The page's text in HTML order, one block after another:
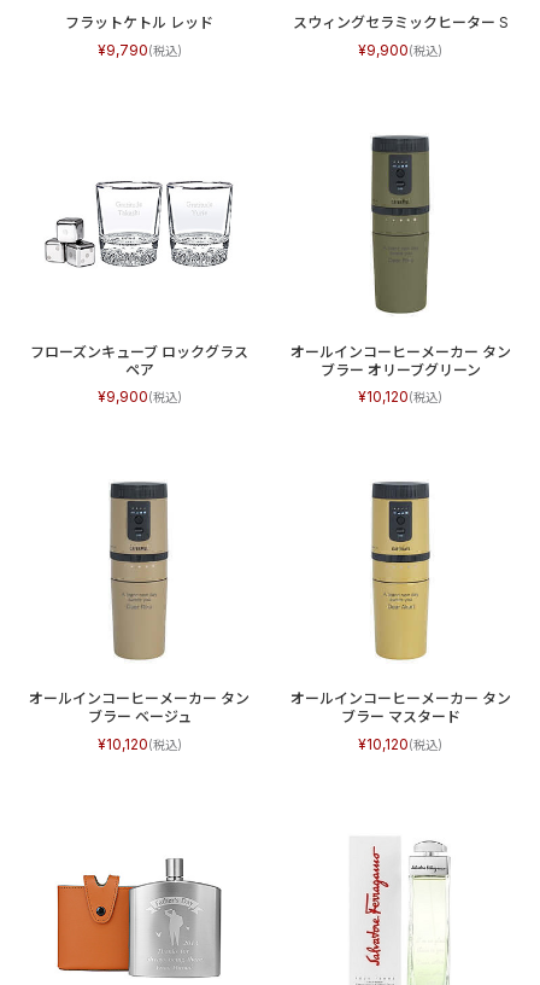
フラットケトル レッド
9,790
スウィングセラミックヒーター S
9,900
フローズンキューブ ロックグラス
ペア
9,900
オールインコーヒーメーカー タン
ブラー オリーブグリーン
10,120
オールインコーヒーメーカー タン
ブラー ベージュ
10,120
オールインコーヒーメーカー タン
ブラー マスタード
10,120